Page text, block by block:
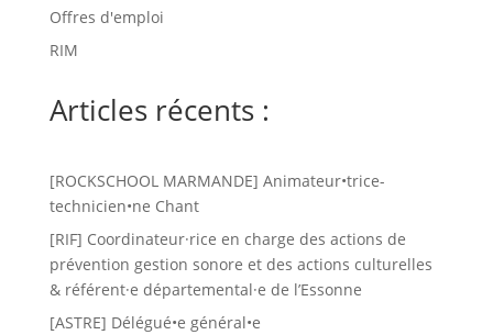
Offres d'emploi
RIM
Articles récents :
[ROCKSCHOOL MARMANDE] Animateur•trice-
technicien•ne Chant
[RIF] Coordinateur·rice en charge des actions de
prévention gestion sonore et des actions culturelles
& référent·e départemental·e de l’Essonne
[ASTRE] Délégué•e général•e